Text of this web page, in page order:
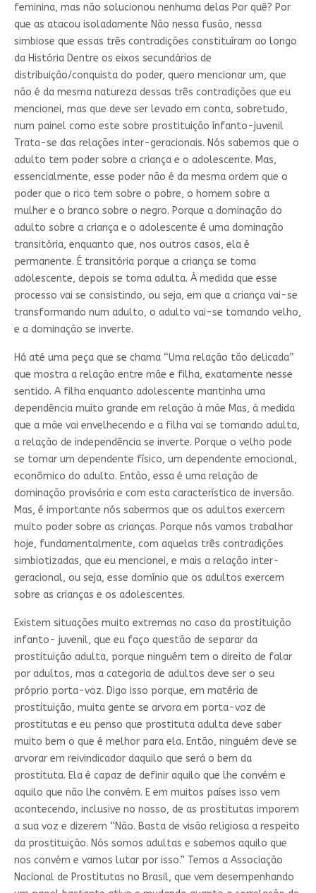
feminina, mas não solucionou nenhuma delas Por quê? Por
que as atacou isoladamente Não nessa fusão, nessa
simbiose que essas três contradições constituíram ao longo
da História Dentre os eixos secundários de
distribuição/conquista do poder, quero mencionar um, que
não é da mesma natureza dessas três contradições que eu
mencionei, mas que deve ser levado em conta, sobretudo,
num painel como este sobre prostituição ínfanto-juvenil
Trata-se das relações inter-geracionais. Nós sabemos que o
adulto tem poder sobre a criança e o adolescente. Mas,
essencialmente, esse poder não é da mesma ordem que o
poder que o rico tem sobre o pobre, o homem sobre a
mulher e o branco sobre o negro. Porque a dominação do
adulto sobre a criança e o adolescente é uma dominação
transitória, enquanto que, nos outros casos, ela é
permanente. É transitória porque a criança se toma
adolescente, depois se toma adulta. À medida que esse
processo vai se consistindo, ou seja, em que a criança vai-se
transformando num adulto, o adulto vai-se tomando velho,
e a dominação se inverte.
Há até uma peça que se chama “Uma relação tão delicada”
que mostra a relação entre mãe e filha, exatamente nesse
sentido. A filha enquanto adolescente mantinha uma
dependência muito grande em relação à mãe Mas, à medida
que a mãe vai envelhecendo e a filha vai se tomando adulta,
a relação de independência se inverte. Porque o velho pode
se tomar um dependente físico, um dependente emocional,
econômico do adulto. Então, essa é uma relação de
dominação provisória e com esta característica de inversão.
Mas, é importante nós sabermos que os adultos exercem
muito poder sobre as crianças. Porque nós vamos trabalhar
hoje, fundamentalmente, com aquelas três contradições
simbiotizadas, que eu mencionei, e mais a relação inter-
geracional, ou seja, esse domínio que os adultos exercem
sobre as crianças e os adolescentes.
Existem situações muito extremas no caso da prostituição
infanto- juvenil, que eu faço questão de separar da
prostituição adulta, porque ninguém tem o direito de falar
por adultos, mas a categoria de adultos deve ser o seu
próprio porta-voz. Digo isso porque, em matéria de
prostituição, muita gente se arvora em porta-voz de
prostitutas e eu penso que prostituta adulta deve saber
muito bem o que é melhor para ela. Então, ninguém deve se
arvorar em reivindicador daquilo que será o bem da
prostituta. Ela é capaz de definir aquilo que lhe convém e
aquilo que não lhe convém. E em muitos países isso vem
acontecendo, inclusive no nosso, de as prostitutas imporem
a sua voz e dizerem “Não. Basta de visão religiosa a respeito
da prostituição. Nós somos adultas e sabemos aquilo que
nos convém e vamos lutar por isso.” Temos a Associação
Nacional de Prostitutas no Brasil, que vem desempenhando